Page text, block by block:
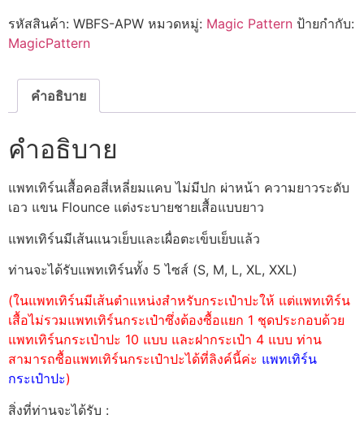
รหัสสินค้า: WBFS-APW หมวดหมู่: Magic Pattern ป้ายกำกับ:
MagicPattern
คำอธิบาย
คำอธิบาย
แพทเทิร์นเสื้อคอสี่เหลี่ยมแคบ ไม่มีปก ผ่าหน้า ความยาวระดับ
เอว แขน Flounce แต่งระบายชายเสื้อแบบยาว
แพทเทิร์นมีเส้นแนวเย็บและเผื่อตะเข็บเย็บแล้ว
ท่านจะได้รับแพทเทิร์นทั้ง 5 ไซส์ (S, M, L, XL, XXL)
(ในแพทเทิร์นมีเส้นตำแหน่งสำหรับกระเป๋าปะให้ แต่แพทเทิร์น
เสื้อไม่รวมแพทเทิร์นกระเป๋าซึ่งต้องซื้อแยก 1 ชุดประกอบด้วย
แพทเทิร์นกระเป๋าปะ 10 แบบ และฝากระเป๋า 4 แบบ ท่าน
สามารถซื้อแพทเทิร์นกระเป๋าปะได้ที่ลิงค์นี้ค่ะ แพทเทิร์น
กระเป๋าปะ)
สิ่งที่ท่านจะได้รับ :